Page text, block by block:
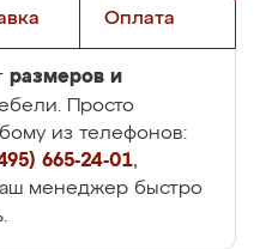
Оплата
размеров и
Просто
из телефонов:
665-24-01,
менеджер быстро